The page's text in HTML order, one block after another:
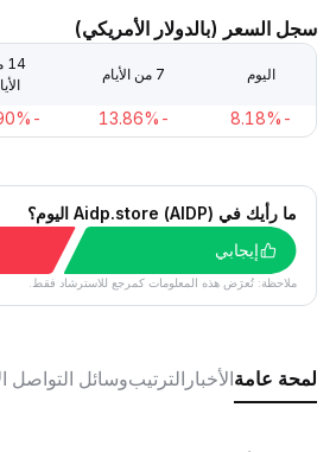
سجل السعر (بالدولار الأمريكي)
اليوم 7 من الأيام
-8.18%
-13.86%
-17.90%
ما رأيك في Aidp.store (AIDP) اليوم؟
إيجابي
ملاحظة: تُعرَض هذه المعلومات كمرجع للاسترشاد فقط.
لمحة عامةالأخبار الترتيبوسائل التواصل